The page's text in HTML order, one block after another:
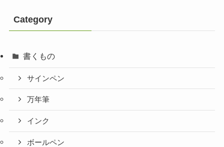
Category
書くもの
サインペン
万年筆
インク
ボールペン